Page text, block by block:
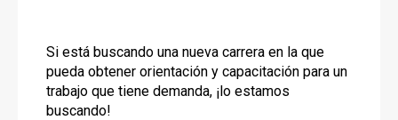
Si está buscando una nueva carrera en la que
pueda obtener orientación y capacitación para un
trabajo que tiene demanda, ¡lo estamos
buscando!